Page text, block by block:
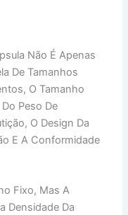
Não É Apenas
De Tamanhos
O Tamanho
Peso De
O Design Da
E A Conformidade
Fixo, Mas A
Densidade Da